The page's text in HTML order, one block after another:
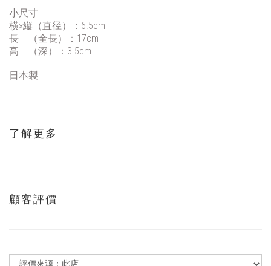
小尺寸
横×縦（直径）：6.5cm
長 （全長）：17cm
高 （深）：3.5cm
日本製
了解更多
顧客評價